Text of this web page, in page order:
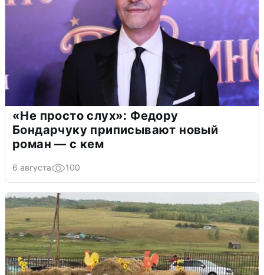
«Не просто слух»: Федору
Бондарчуку приписывают новый
роман — с кем
6 августа 100